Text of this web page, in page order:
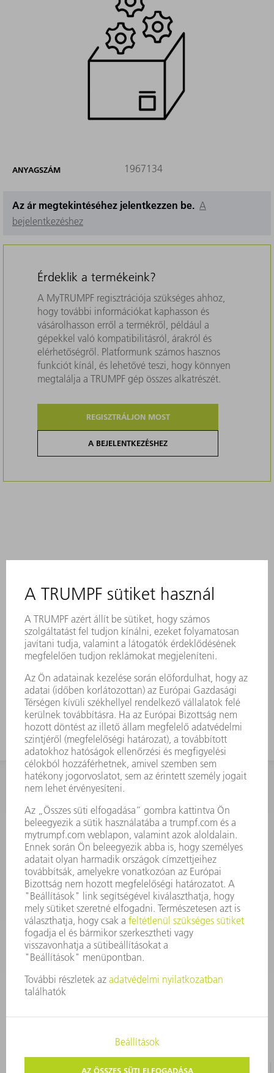
ANYAGSZÁM 1967134
Az ár megtekintéséhez jelentkezzen be. A
bejelentkezéshez
Érdeklik a termékeink?
A MyTRUMPF regisztrációja szükséges ahhoz,
hogy további információkat kaphasson és
vásárolhasson erről a termékről, például a
gépekkel való kompatibilitásról, árakról és
elérhetőségről. Platformunk számos hasznos
funkciót kínál, és lehetővé teszi, hogy könnyen
megtalálja a TRUMPF gép összes alkatrészét.
REGISZTRÁLJON MOST
A BEJELENTKEZÉSHEZ
KAPCSOLAT
Szerszám
3628576045
08.00 - 16.30
szerszam@hu.trumpf.com
KAPCSOLAT
Alkatrész
3628576035
08.00 - 16.30
alkatresz@hu.trumpf.com
ADATVÉDELEM SZERZŐI JOG ÉS MÁRKAJELZÉS